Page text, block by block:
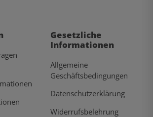
Gesetzliche
Informationen
Allgemeine
Geschäftsbedingungen
Datenschutzerklärung
Widerrufsbelehrung